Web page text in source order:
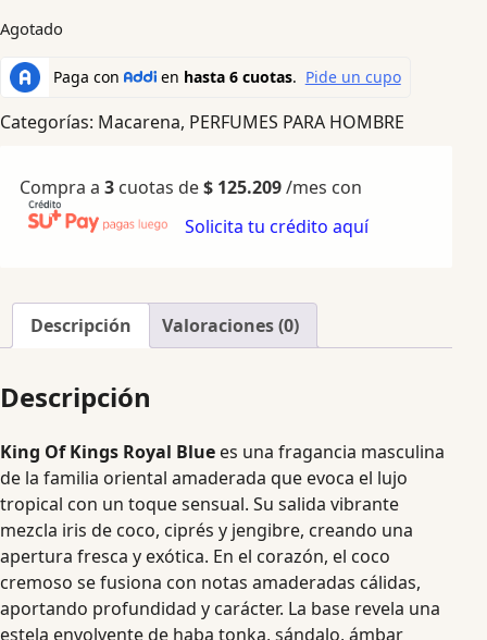
Agotado
Categorías: Macarena, PERFUMES PARA HOMBRE
Compra a 3 cuotas de$ 125.209/mes con
Solicita tu crédito aquí
Descripción Valoraciones (0)
Descripción
King Of Kings Royal Blue es una fragancia masculina
de la familia oriental amaderada que evoca el lujo
tropical con un toque sensual. Su salida vibrante
mezcla iris de coco, ciprés y jengibre, creando una
apertura fresca y exótica. En el corazón, el coco
cremoso se fusiona con notas amaderadas cálidas,
aportando profundidad y carácter. La base revela una
estela envolvente de haba tonka, sándalo, ámbar